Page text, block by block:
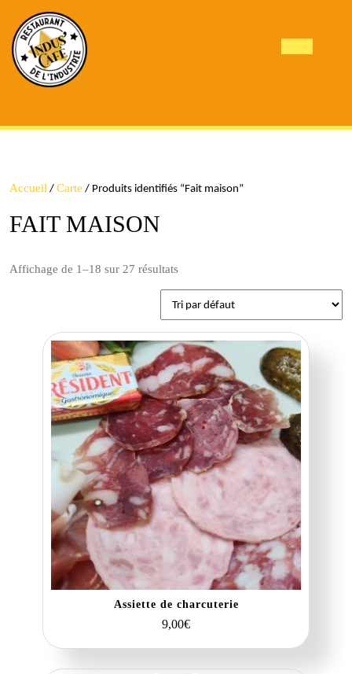
content
Accueil / Carte / Produits identifiés “Fait maison”
FAIT MAISON
Affichage de 1–18 sur 27 résultats
Assiette de charcuterie
9,00€